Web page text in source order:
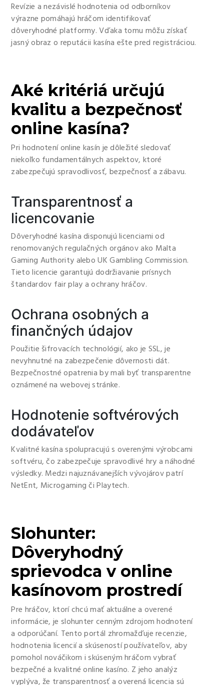
Revízie a nezávislé hodnotenia od odborníkov
výrazne pomáhajú hráčom identifikovať
dôveryhodné platformy. Vďaka tomu môžu získať
jasný obraz o reputácii kasína ešte pred registráciou.
Aké kritériá určujú
kvalitu a bezpečnosť
online kasína?
Pri hodnotení online kasín je dôležité sledovať
niekoľko fundamentálnych aspektov, ktoré
zabezpečujú spravodlivosť, bezpečnosť a zábavu.
Transparentnosť a
licencovanie
Dôveryhodné kasína disponujú licenciami od
renomovaných regulačných orgánov ako Malta
Gaming Authority alebo UK Gambling Commission.
Tieto licencie garantujú dodržiavanie prísnych
štandardov fair play a ochrany hráčov.
Ochrana osobných a
finančných údajov
Použitie šifrovacích technológií, ako je SSL, je
nevyhnutné na zabezpečenie dôvernosti dát.
Bezpečnostné opatrenia by mali byť transparentne
oznámené na webovej stránke.
Hodnotenie softvérových
dodávateľov
Kvalitné kasína spolupracujú s overenými výrobcami
softvéru, čo zabezpečuje spravodlivé hry a náhodné
výsledky. Medzi najuznávanejších vývojárov patrí
NetEnt, Microgaming či Playtech.
Slohunter:
Dôveryhodný
sprievodca v online
kasínovom prostredí
Pre hráčov, ktorí chcú mať aktuálne a overené
informácie, je slohunter cenným zdrojom hodnotení
a odporúčaní. Tento portál zhromažďuje recenzie,
hodnotenia licencií a skúseností používateľov, aby
pomohol nováčikom i skúseným hráčom vybrať
bezpečné a kvalitné online kasíno. Z jeho analýz
vyplýva, že transparentnosť a overená licencia sú